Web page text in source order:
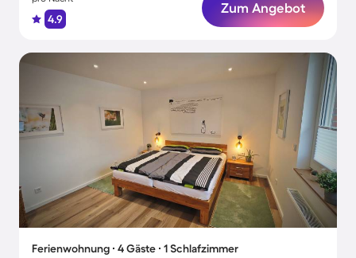
4.9
Zum Angebot
Ferienwohnung ∙ 4 Gäste ∙ 1 Schlafzimmer